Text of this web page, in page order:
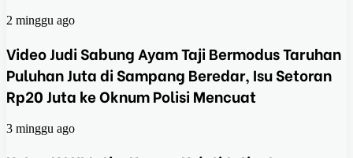
2 minggu ago
Video Judi Sabung Ayam Taji Bermodus Taruhan
Puluhan Juta di Sampang Beredar, Isu Setoran
Rp20 Juta ke Oknum Polisi Mencuat
3 minggu ago